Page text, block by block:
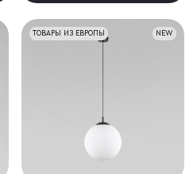
NEW
ТОВАРЫ ИЗ ЕВРОПЫ